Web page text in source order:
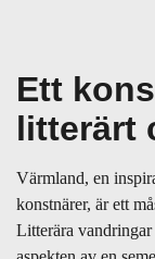
Ett
litterärt
Värmland, en
konstnärer, är ett
Litterära